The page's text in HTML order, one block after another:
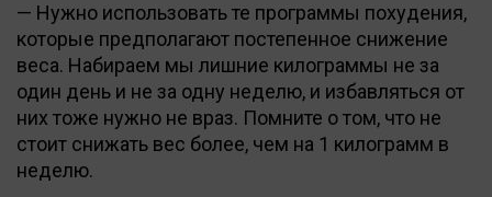
— Нужно использовать те программы похудения,
которые предполагают постепенное снижение
веса. Набираем мы лишние килограммы не за
один день и не за одну неделю, и избавляться от
них тоже нужно не враз. Помните о том, что не
стоит снижать вес более, чем на 1 килограмм в
неделю.